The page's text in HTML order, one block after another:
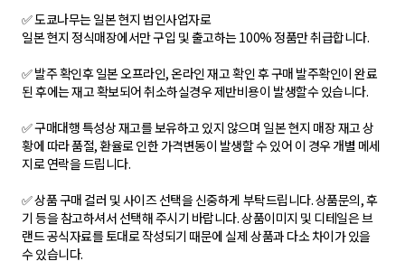
✅ 도쿄나무는 일본 현지 법인사업자로
일본 현지 정식매장에서만 구입 및 출고하는 100% 정품만 취급합니다.
✅ 발주 확인후 일본 오프라인, 온라인 재고 확인 후 구매 발주확인이 완료
된 후에는 재고 확보되어 취소하실경우 제반비용이 발생할수 있습니다.
✅ 구매대행 특성상 재고를 보유하고 있지 않으며 일본 현지 매장 재고 상
황에 따라 품절, 환율로 인한 가격변동이 발생할 수 있어 이 경우 개별 메세
지로 연락을 드립니다.
✅ 상품 구매 컬러 및 사이즈 선택을 신중하게 부탁드립니다. 상품문의, 후
기 등을 참고하셔서 선택해 주시기 바랍니다. 상품이미지 및 디테일은 브
랜드 공식자료를 토대로 작성되기 때문에 실제 상품과 다소 차이가 있을
수 있습니다.